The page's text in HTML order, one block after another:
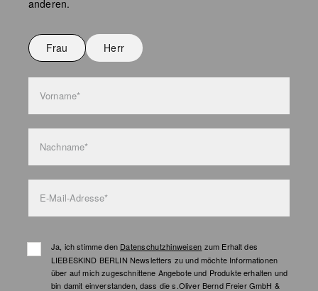
Nicht waschen
anderen.
Frau Herr
Vorname*
Nachname*
E-Mail-Adresse*
Ja, ich stimme den Datenschutzhinweisen zum Erhalt des
LIEBESKIND BERLIN Newsletters zu und möchte Informationen
über auf mich zugeschnittene Angebote und Produkte erhalten und
bin damit einverstanden, dass die s.Oliver Bernd Freier GmbH &